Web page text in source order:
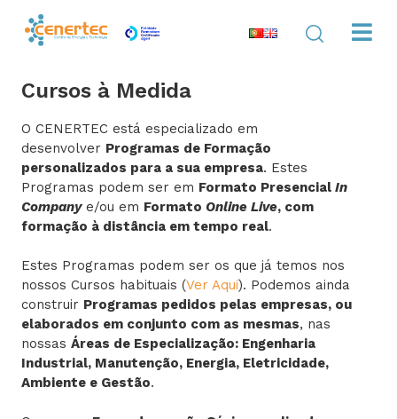
Cursos à Medida
O CENERTEC está especializado em
desenvolver Programas de Formação
personalizados para a sua empresa. Estes
Programas podem ser em Formato Presencial In
Companye/ou em Formato Online Live, com
formação à distância em tempo real.
Estes Programas podem ser os que já temos nos
nossos Cursos habituais (Ver Aqui). Podemos ainda
construir Programas pedidos pelas empresas, ou
elaborados em conjunto com as mesmas, nas
nossas Áreas de Especialização: Engenharia
Industrial, Manutenção, Energia, Eletricidade,
Ambiente e Gestão.